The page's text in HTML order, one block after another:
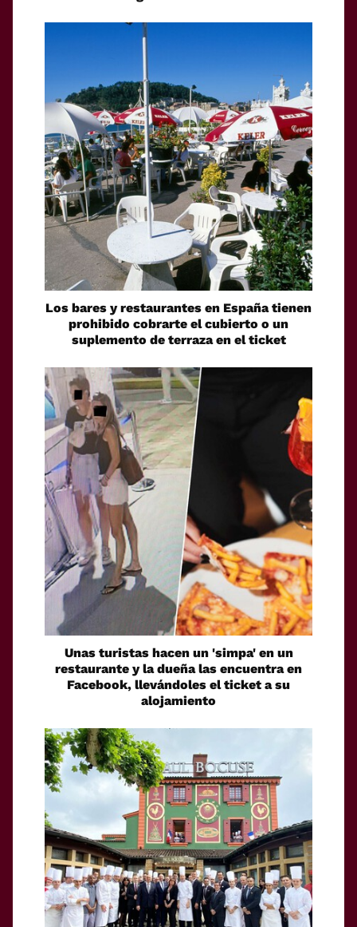
Los bares y restaurantes en España tienen
prohibido cobrarte el cubierto o un
suplemento de terraza en el ticket
Unas turistas hacen un 'simpa' en un
restaurante y la dueña las encuentra en
Facebook, llevándoles el ticket a su
alojamiento